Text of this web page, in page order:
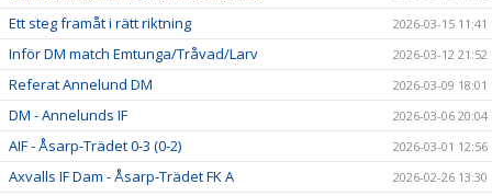
Ett steg framåt i rätt riktning 2026-03-15 11:41
Inför DM match Emtunga/Tråvad/Larv 2026-03-12 21:52
Referat Annelund DM 2026-03-09 18:01
DM - Annelunds IF 2026-03-06 20:04
AIF - Åsarp-Trädet 0-3 (0-2) 2026-03-01 12:56
Axvalls IF Dam - Åsarp-Trädet FK A 2026-02-26 13:30